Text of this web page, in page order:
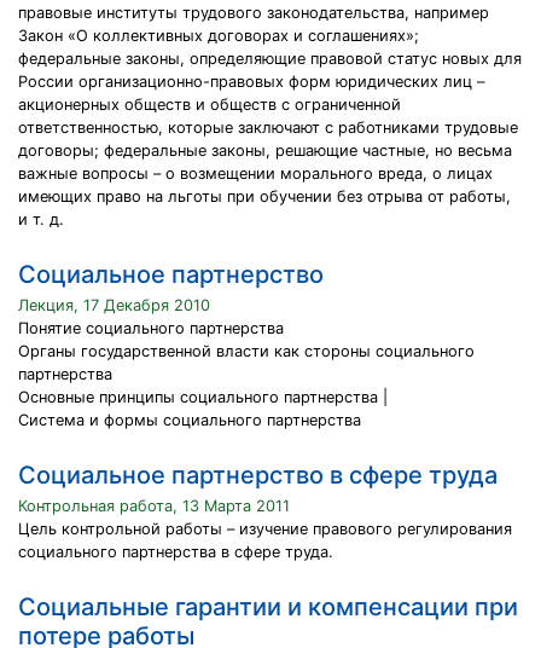
правовые институты трудового законодательства, например
Закон «О коллективных договорах и соглашениях»;
федеральные законы, определяющие правовой статус новых для
России организационно-правовых форм юридических лиц –
акционерных обществ и обществ с ограниченной
ответственностью, которые заключают с работниками трудовые
договоры; федеральные законы, решающие частные, но весьма
важные вопросы – о возмещении морального вреда, о лицах
имеющих право на льготы при обучении без отрыва от работы,
и т. д.
Социальное партнерство
Лекция, 17 Декабря 2010
Понятие социального партнерства
Органы государственной власти как стороны социального
партнерства
Основные принципы социального партнерства |
Система и формы социального партнерства
Социальное партнерство в сфере труда
Контрольная работа, 13 Марта 2011
Цель контрольной работы – изучение правового регулирования
социального партнерства в сфере труда.
Социальные гарантии и компенсации при
потере работы